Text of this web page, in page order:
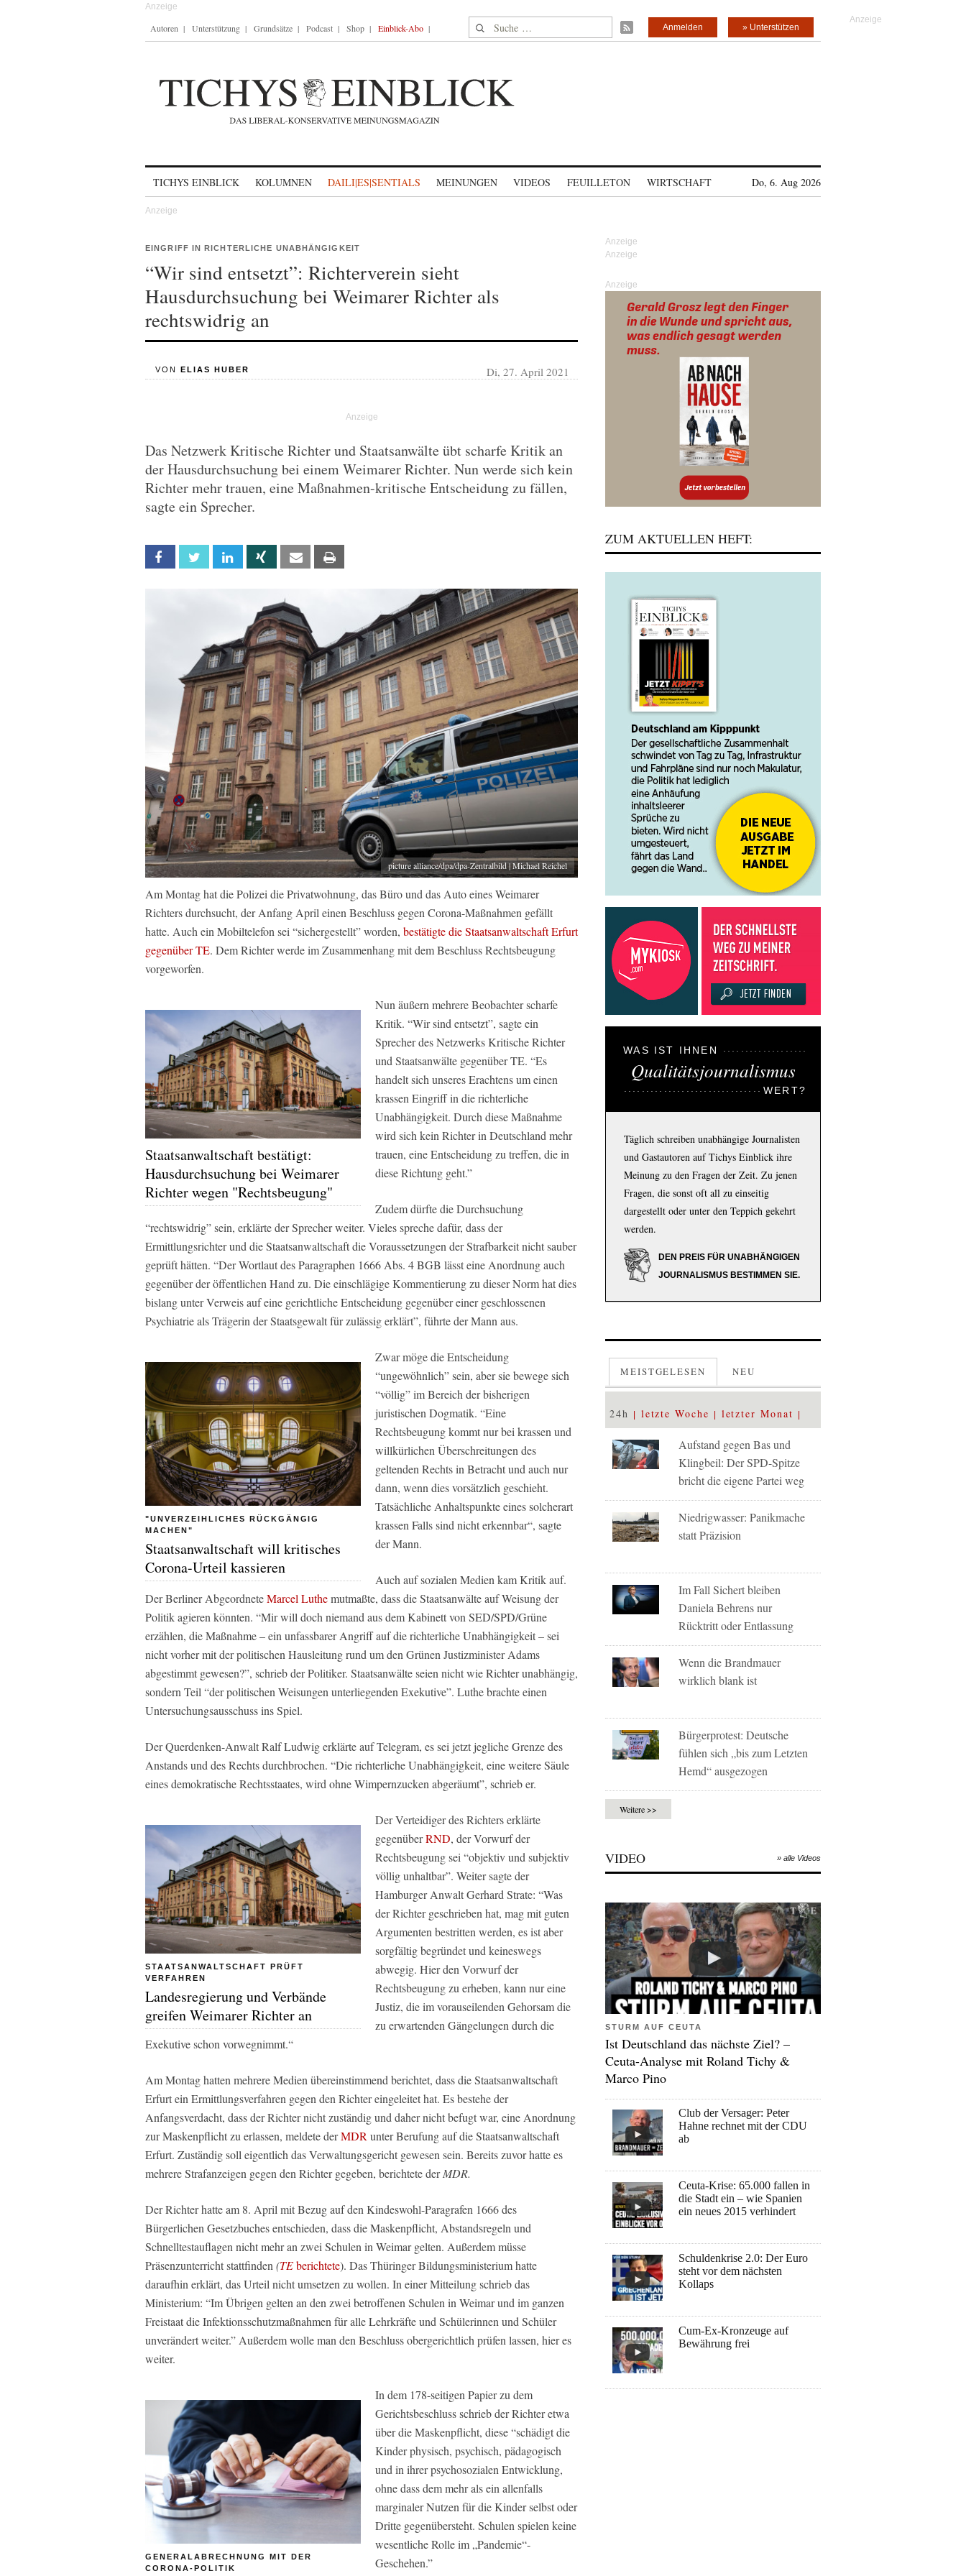
Autoren Unterstützung Grundsätze Podcast Shop Einblick-Abo Suche nach: » Unterstützen
Anmelden
TICHYS EINBLICK KOLUMNEN DAILI|ES|SENTIALS MEINUNGEN VIDEOS FEUILLETON WIRTSCHAFT Do, 6. Aug 2026
EINGRIFF IN RICHTERLICHE UNABHÄNGIGKEIT
“Wir sind entsetzt”: Richterverein sieht
Hausdurchsuchung bei Weimarer Richter als
rechtswidrig an
VON ELIAS HUBER Di, 27. April 2021
Das Netzwerk Kritische Richter und Staatsanwälte übt scharfe Kritik an
der Hausdurchsuchung bei einem Weimarer Richter. Nun werde sich kein
Richter mehr trauen, eine Maßnahmen-kritische Entscheidung zu fällen,
sagte ein Sprecher.
Facebook Twitter Linkedin Xing Email
picture alliance/dpa/dpa-Zentralbild | Michael Reichel
Am Montag hat die Polizei die Privatwohnung, das Büro und das Auto eines Weimarer
Richters durchsucht, der Anfang April einen Beschluss gegen Corona-Maßnahmen gefällt
hatte. Auch ein Mobiltelefon sei “sichergestellt” worden, bestätigte die Staatsanwaltschaft Erfurt
gegenüber TE. Dem Richter werde im Zusammenhang mit dem Beschluss Rechtsbeugung
vorgeworfen.
Staatsanwaltschaft bestätigt:
Hausdurchsuchung bei Weimarer
Richter wegen "Rechtsbeugung"
Nun äußern mehrere Beobachter scharfe
Kritik. “Wir sind entsetzt”, sagte ein
Sprecher des Netzwerks Kritische Richter
und Staatsanwälte gegenüberTE. “Es
handelt sich unseres Erachtens um einen
krassen Eingriff in die richterliche
Unabhängigkeit. Durch diese Maßnahme
wird sich kein Richter in Deutschland mehr
trauen, eine Entscheidung zu treffen, die in
diese Richtung geht.”
Zudem dürfte die Durchsuchung
“rechtswidrig” sein, erklärte der Sprecher weiter. Vieles spreche dafür, dass der
Ermittlungsrichter und die Staatsanwaltschaft die Voraussetzungen der Strafbarkeit nicht sauber
geprüft hätten. “Der Wortlaut des Paragraphen 1666 Abs. 4 BGB lässt eine Anordnung auch
gegenüber der öffentlichen Hand zu. Die einschlägige Kommentierung zu dieser Norm hat dies
bislang unter Verweis auf eine gerichtliche Entscheidung gegenüber einer geschlossenen
Psychiatrie als Trägerin der Staatsgewalt für zulässig erklärt”, führte der Mann aus.
"UNVERZEIHLICHES RÜCKGÄNGIG
MACHEN"
Staatsanwaltschaft will kritisches
Corona-Urteil kassieren
Zwar möge die Entscheidung
“ungewöhnlich” sein, aber sie bewege sich
“völlig” im Bereich der bisherigen
juristischen Dogmatik. “Eine
Rechtsbeugung kommt nur bei krassen und
willkürlichen Überschreitungen des
geltenden Rechts in Betracht und auch nur
dann, wenn dies vorsätzlich geschieht.
Tatsächliche Anhaltspunkte eines solcherart
krassen Falls sind nicht erkennbar“, sagte
der Mann.
Auch auf sozialen Medien kam Kritik auf.
Der Berliner AbgeordneteMarcel Luthemutmaßte, dass die Staatsanwälte auf Weisung der
Politik agieren könnten. “Mir will doch niemand aus dem Kabinett von SED/SPD/Grüne
erzählen, die Maßnahme – ein unfassbarer Angriff auf die richterliche Unabhängigkeit – sei
nicht vorher mit der politischen Hausleitung rund um den Grünen Justizminister Adams
abgestimmt gewesen?”, schrieb der Politiker. Staatsanwälte seien nicht wie Richter unabhängig,
sondern Teil “der politischen Weisungen unterliegenden Exekutive”. Luthe brachte einen
Untersuchungsausschuss ins Spiel.
Der Querdenken-Anwalt Ralf Ludwig erklärte auf Telegram, es sei jetzt jegliche Grenze des
Anstands und des Rechts durchbrochen. “Die richterliche Unabhängigkeit, eine weitere Säule
eines demokratische Rechtsstaates, wird ohne Wimpernzucken abgeräumt”, schrieb er.
STAATSANWALTSCHAFT PRÜFT
VERFAHREN
Landesregierung und Verbände
greifen Weimarer Richter an
Der Verteidiger des Richters erklärte
gegenüberRND, der Vorwurf der
Rechtsbeugung sei “objektiv und subjektiv
völlig unhaltbar”. Weiter sagte der
Hamburger Anwalt Gerhard Strate: “Was
der Richter geschrieben hat, mag mit guten
Argumenten bestritten werden, es ist aber
sorgfältig begründet und keineswegs
abwegig. Hier den Vorwurf der
Rechtsbeugung zu erheben, kann nur eine
Justiz, die im vorauseilenden Gehorsam die
zu erwartenden Gängelungen durch die
Exekutive schon vorwegnimmt.“
Am Montag hatten mehrere Medien übereinstimmend berichtet, dass die Staatsanwaltschaft
Erfurt ein Ermittlungsverfahren gegen den Richter eingeleitet hat. Es bestehe der
Anfangsverdacht, dass der Richter nicht zuständig und daher nicht befugt war, eine Anordnung
zur Maskenpflicht zu erlassen, meldete derMDR unter Berufung auf die Staatsanwaltschaft
Erfurt. Zuständig soll eigentlich das Verwaltungsgericht gewesen sein. Bereits zuvor hatte es
mehrere Strafanzeigen gegen den Richter gegeben, berichtete derMDR.
Der Richter hatte am 8. April mit Bezug auf den Kindeswohl-Paragrafen 1666 des
Bürgerlichen Gesetzbuches entschieden, dass die Maskenpflicht, Abstandsregeln und
Schnelltestauflagen nicht mehr an zwei Schulen in Weimar gelten. Außerdem müsse
Präsenzunterricht stattfinden (TEberichtete). Das Thüringer Bildungsministerium hatte
daraufhin erklärt, das Urteil nicht umsetzen zu wollen. In einer Mitteilung schrieb das
Ministerium: “Im Übrigen gelten an den zwei betroffenen Schulen in Weimar und im ganzen
Freistaat die Infektionsschutzmaßnahmen für alle Lehrkräfte und Schülerinnen und Schüler
unverändert weiter.” Außerdem wolle man den Beschluss obergerichtlich prüfen lassen, hier es
weiter.
GENERALABRECHNUNG MIT DER
CORONA-POLITIK
In dem 178-seitigen Papier zu dem
Gerichtsbeschluss schrieb der Richter etwa
über die Maskenpflicht, diese “schädigt die
Kinder physisch, psychisch, pädagogisch
und in ihrer psychosozialen Entwicklung,
ohne dass dem mehr als ein allenfalls
marginaler Nutzen für die Kinder selbst oder
Dritte gegenübersteht. Schulen spielen keine
wesentliche Rolle im „Pandemie“-
Geschehen.”
Anzeige
ZUM AKTUELLEN HEFT:
WAS IST IHNEN
Qualitätsjournalismus
WERT?
Täglich schreiben unabhängige Journalisten
und Gastautoren auf Tichys Einblick ihre
Meinung zu den Fragen der Zeit. Zu jenen
Fragen, die sonst oft all zu einseitig
dargestellt oder unter den Teppich gekehrt
werden.
DEN PREIS FÜR UNABHÄNGIGEN
JOURNALISMUS BESTIMMEN SIE.
MEISTGELESEN NEU
24h letzte Woche letzter Monat
Aufstand gegen Bas und
Klingbeil: Der SPD-Spitze
bricht die eigene Partei weg
Niedrigwasser: Panikmache
statt Präzision
Im Fall Sichert bleiben
Daniela Behrens nur
Rücktritt oder Entlassung
Wenn die Brandmauer
wirklich blank ist
Bürgerprotest: Deutsche
fühlen sich „bis zum Letzten
Hemd“ ausgezogen
Weitere >>
VIDEO » alle Videos
STURM AUF CEUTA
Ist Deutschland das nächste Ziel? –
Ceuta-Analyse mit Roland Tichy &
Marco Pino
Club der Versager: Peter
Hahne rechnet mit der CDU
ab
Ceuta-Krise: 65.000 fallen in
die Stadt ein – wie Spanien
ein neues 2015 verhindert
Schuldenkrise 2.0: Der Euro
steht vor dem nächsten
Kollaps
Cum-Ex-Kronzeuge auf
Bewährung frei